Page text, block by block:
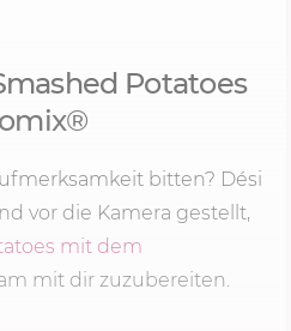
Potatoes
bitten? Dési
vor die Kamera gestellt,
mit dem
mit dir zuzubereiten.